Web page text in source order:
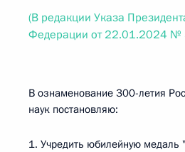
(В редакции Указа
Федерации от 22.01.2024 №
В ознаменование 300-летия
наук постановляю:
1. Учредить юбилейную медаль